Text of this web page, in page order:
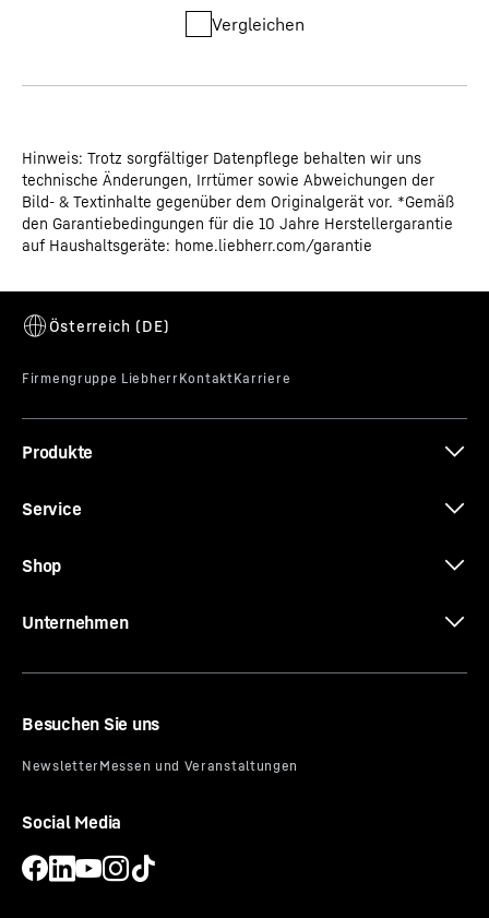
Vergleichen
Hinweis: Trotz sorgfältiger Datenpflege behalten wir uns
technische Änderungen, Irrtümer sowie Abweichungen der
Bild- & Textinhalte gegenüber dem Originalgerät vor. *Gemäß
den Garantiebedingungen für die 10 Jahre Herstellergarantie
auf Haushaltsgeräte: home.liebherr.com/garantie
Produkte
Service
Shop
Unternehmen
Besuchen Sie uns
Social Media